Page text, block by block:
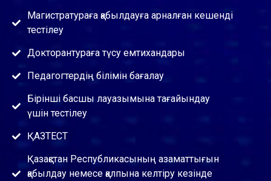
Магистратураға қабылдауға арналған кешенді
тестілеу
Докторантураға түсу емтихандары
Педагогтердің білімін бағалау
Бірінші басшы лауазымына тағайындау
үшін тестілеу
ҚАЗТЕСТ
Қазақстан Республикасының азаматтығын
қабылдау немесе қалпына келтіру кезінде